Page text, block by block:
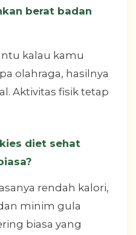
berat badan
kalau kamu
olahraga, hasilnya
Aktivitas fisik tetap
diet sehat
rendah kalori,
minim gula
biasa yang